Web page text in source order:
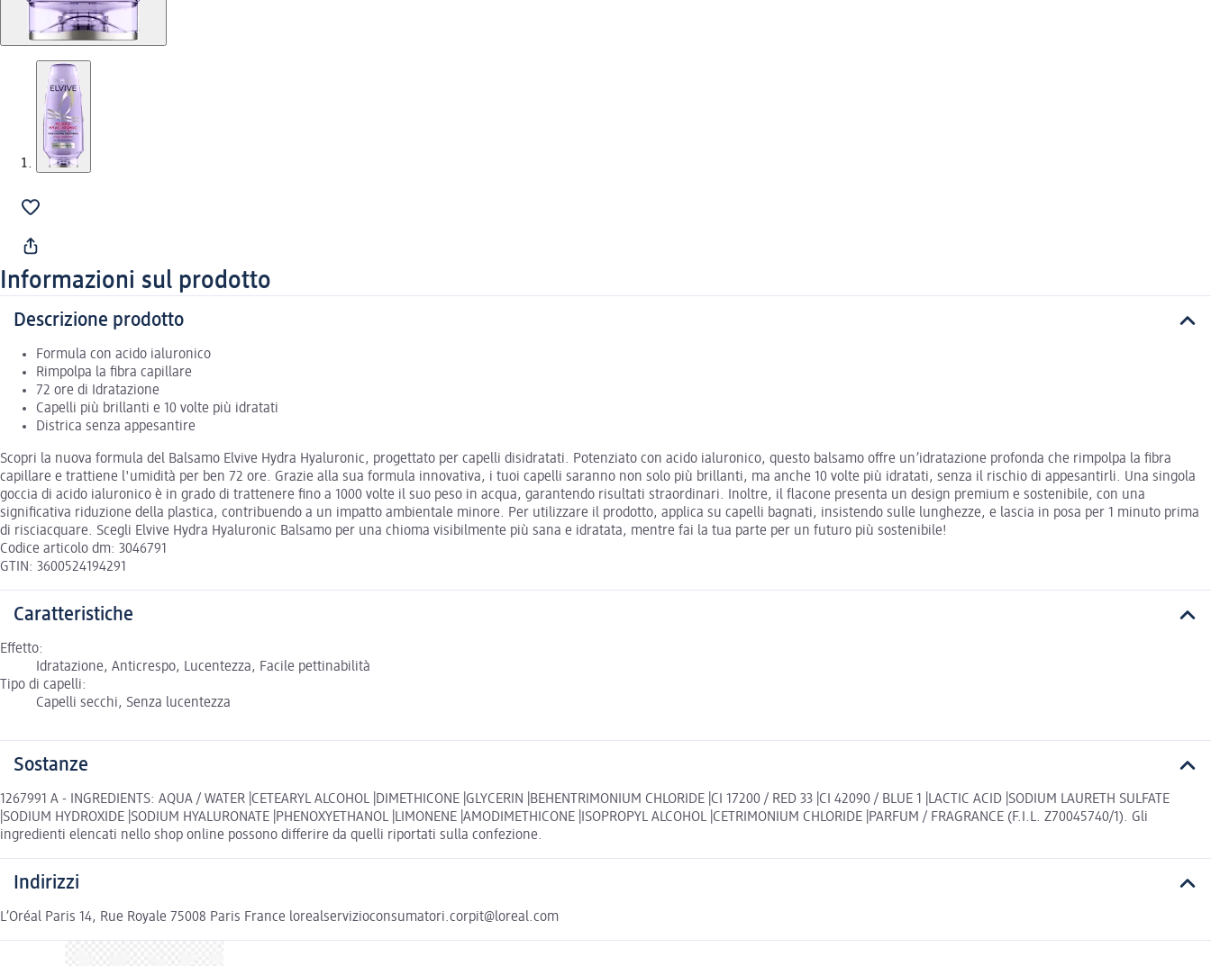
Informazioni sul prodotto
Descrizione prodotto
Formula con acido ialuronico
Rimpolpa la fibra capillare
72 ore di Idratazione
Capelli più brillanti e 10 volte più idratati
Districa senza appesantire
Scopri la nuova formula del Balsamo Elvive Hydra Hyaluronic, progettato per capelli disidratati. Potenziato con acido ialuronico, questo balsamo offre un’idratazione profonda che rimpolpa la fibra
capillare e trattiene l'umidità per ben 72 ore. Grazie alla sua formula innovativa, i tuoi capelli saranno non solo più brillanti, ma anche 10 volte più idratati, senza il rischio di appesantirli. Una singola
goccia di acido ialuronico è in grado di trattenere fino a 1000 volte il suo peso in acqua, garantendo risultati straordinari. Inoltre, il flacone presenta un design premium e sostenibile, con una
significativa riduzione della plastica, contribuendo a un impatto ambientale minore. Per utilizzare il prodotto, applica su capelli bagnati, insistendo sulle lunghezze, e lascia in posa per 1 minuto prima
di risciacquare. Scegli Elvive Hydra Hyaluronic Balsamo per una chioma visibilmente più sana e idratata, mentre fai la tua parte per un futuro più sostenibile!
Codice articolo dm: 3046791
GTIN: 3600524194291
Caratteristiche
Effetto:
Idratazione, Anticrespo, Lucentezza, Facile pettinabilità
Tipo di capelli:
Capelli secchi, Senza lucentezza
Sostanze
1267991 A - INGREDIENTS: AQUA / WATER |CETEARYL ALCOHOL |DIMETHICONE |GLYCERIN |BEHENTRIMONIUM CHLORIDE |CI 17200 / RED 33 |CI 42090 / BLUE 1 |LACTIC ACID |SODIUM LAURETH SULFATE
|SODIUM HYDROXIDE |SODIUM HYALURONATE |PHENOXYETHANOL |LIMONENE |AMODIMETHICONE |ISOPROPYL ALCOHOL |CETRIMONIUM CHLORIDE |PARFUM / FRAGRANCE (F.I.L. Z70045740/1). Gli
ingredienti elencati nello shop online possono differire da quelli riportati sulla confezione.
Indirizzi
L’Oréal Paris 14, Rue Royale 75008 Paris France lorealservizioconsumatori.corpit@loreal.com